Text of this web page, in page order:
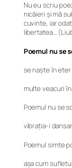
Nu eu scriu
nicăieri și mă
cuvinte, iar
libertatea…
Poemul nu se
se naște în eter
multe veacuri
Poemul nu se
vibrația-i
Poemul simte
așa cum